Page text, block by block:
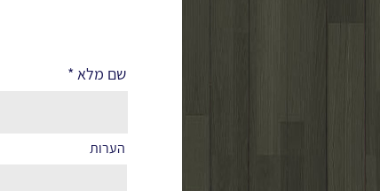
שם מלא
הערות